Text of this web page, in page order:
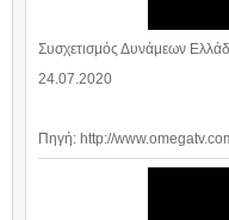
Συσχετισμός Δυνάμεων
24.07.2020
Πηγή: http://